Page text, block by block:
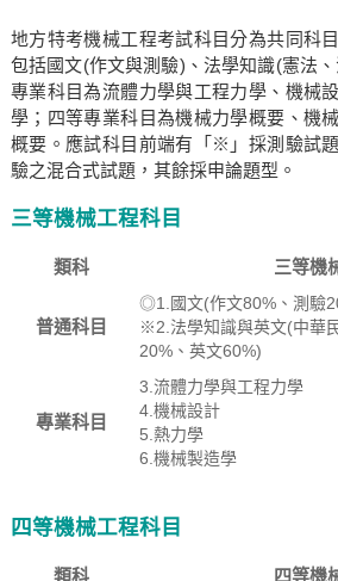
地方特考機械工程考試科目分為共同科
包括國文(作文與測驗)、法學知識(憲法
專業科目為流體力學與工程力學、機械
學；四等專業科目為機械力學概要、機
概要。應試科目前端有「※」採測驗試
驗之混合式試題，其餘採申論題型。
三等機械工程科目
類科 三等機
普通科目
◎1.國文(作文80%、測驗
※2.法學知識與英文(中華
20%、英文60%)
專業科目
3.流體力學與工程力學
4.機械設計
5.熱力學
6.機械製造學
四等機械工程科目
類科 四等機